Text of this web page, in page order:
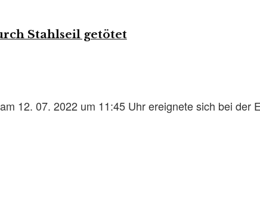
Stahlseil getötet
12. 07. 2022 um 11:45 Uhr ereignete sich bei der